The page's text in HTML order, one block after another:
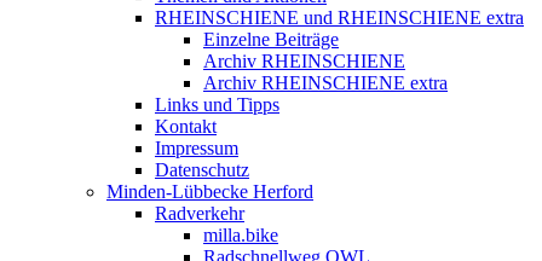
RHEINSCHIENE und RHEINSCHIENE extra
Einzelne Beiträge
Archiv RHEINSCHIENE
Archiv RHEINSCHIENE extra
Links und Tipps
Kontakt
Impressum
Datenschutz
Minden-Lübbecke Herford
Radverkehr
milla.bike
Radschnellweg OWL